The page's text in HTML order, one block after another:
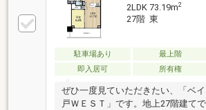
2LDK 73.19m2
27階 東
駐車場あり 最上階
即入居可
所有権
ぜひ一度見ていただきたい、「ベ
戸ＷＥＳＴ」です。地上27階建て